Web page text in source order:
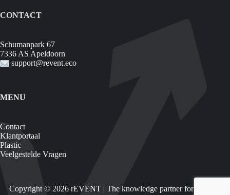
CONTACT
Schumanpark 67
7336 AS Apeldoorn
support@revent.eco
MENU
Contact
Klantportaal
Plastic
Veelgestelde Vragen
Copyright © 2026 rEVENT | The knowledge partner for